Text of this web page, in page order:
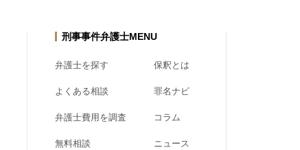
刑事事件弁護士MENU
弁護士を探す
よくある相談
弁護士費用を調査
無料相談
保釈とは
罪名ナビ
コラム
ニュース